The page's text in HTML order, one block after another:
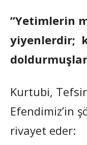
”Yetimlerin
yiyenlerdir;
Kurtubi,
Efendimiz’in
rivayet eder: